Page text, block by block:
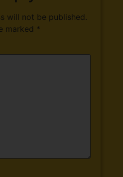
will not be published.
marked *